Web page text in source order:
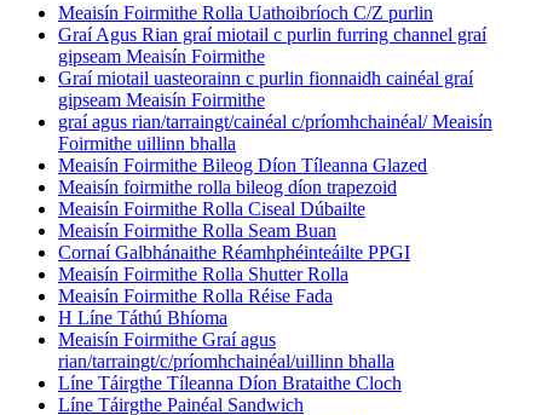
Meaisín Foirmithe Rolla Uathoibríoch C/Z purlin
Graí Agus Rian graí miotail c purlin furring channel graí
gipseam Meaisín Foirmithe
Graí miotail uasteorainn c purlin fionnaidh cainéal graí
gipseam Meaisín Foirmithe
graí agus rian/tarraingt/cainéal c/príomhchainéal/ Meaisín
Foirmithe uillinn bhalla
Meaisín Foirmithe Bileog Díon Tíleanna Glazed
Meaisín foirmithe rolla bileog díon trapezoid
Meaisín Foirmithe Rolla Ciseal Dúbailte
Meaisín Foirmithe Rolla Seam Buan
Cornaí Galbhánaithe Réamhphéinteáilte PPGI
Meaisín Foirmithe Rolla Shutter Rolla
Meaisín Foirmithe Rolla Réise Fada
H Líne Táthú Bhíoma
Meaisín Foirmithe Graí agus
rian/tarraingt/c/príomhchainéal/uillinn bhalla
Líne Táirgthe Tíleanna Díon Brataithe Cloch
Líne Táirgthe Painéal Sandwich